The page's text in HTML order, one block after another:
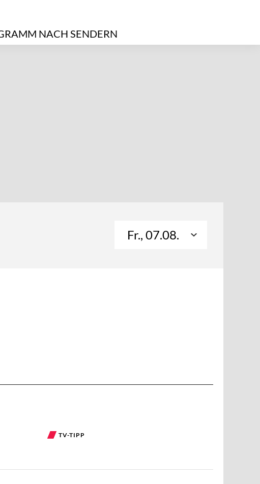
NACH SENDERN
Fr., 07.08.
TV-TIPP